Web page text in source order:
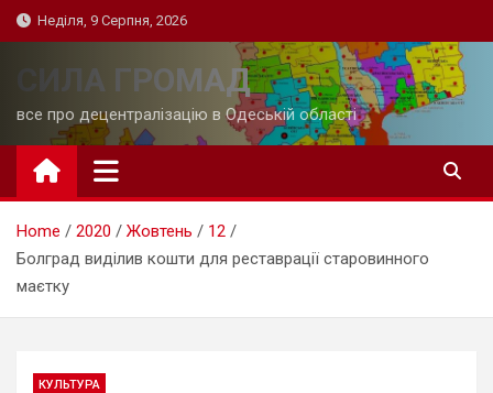
Skip
to
Неділя, 9 Серпня, 2026
СИЛА ГРОМАД
все про децентралізацію в Одеській області
Home 2020 Жовтень
12
Болград виділив кошти для реставрації старовинного
маєтку
КУЛЬТУРА